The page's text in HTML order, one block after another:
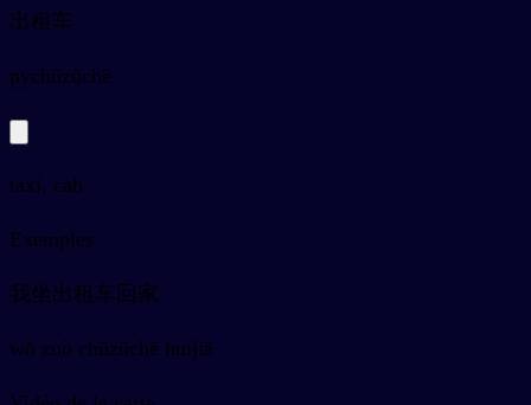
出租车
pychūzūchē
taxi, cab
Exemples
我坐出租车回家
wǒ zuò chūzūchē huíjiā